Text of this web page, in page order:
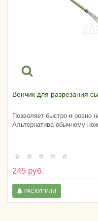
Венчик для разрезания
Позволяет быстро и ровно
Альтернатива обычному
245 руб.
РАСКУПИЛИ